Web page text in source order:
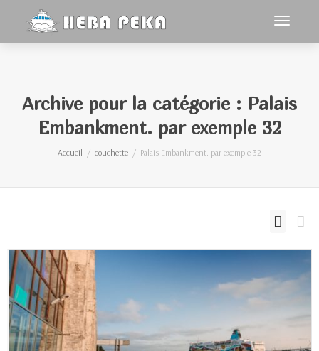
Archive pour la catégorie : Palais
Embankment. par exemple 32
Accueil couchette Palais Embankment. par exemple 32